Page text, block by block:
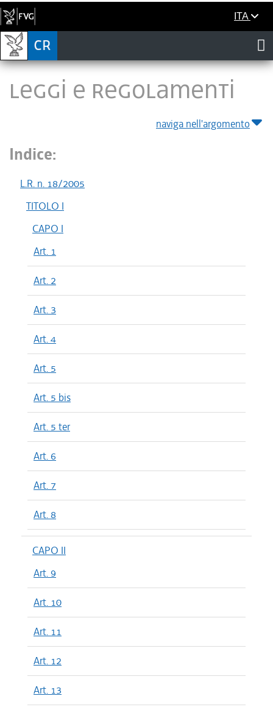
ITA
LEGGI E REGOLAMENTI
naviga nell'argomento
Indice:
L.R. n. 18/2005
TITOLO I
CAPO I
Art. 1
Art. 2
Art. 3
Art. 4
Art. 5
Art. 5 bis
Art. 5 ter
Art. 6
Art. 7
Art. 8
CAPO II
Art. 9
Art. 10
Art. 11
Art. 12
Art. 13